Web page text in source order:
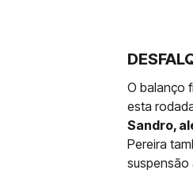
O balanço
esta
Sandro,
Pereira